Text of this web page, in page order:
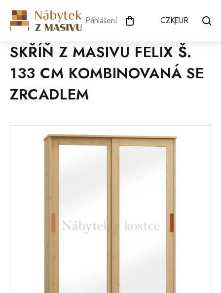
obsah
Přihlášení CZKEUR
SKŘÍŇ Z MASIVU FELIX Š.
133 CM KOMBINOVANÁ SE
ZRCADLEM